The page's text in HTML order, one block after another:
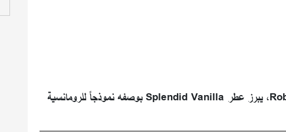
ضمن مجموعة Gold Collection الفاخرة من روبرتو كافالي Roberto Cavalli، يبرز عطر Splendid Vanilla بوصفه نموذجاً للرومانسية